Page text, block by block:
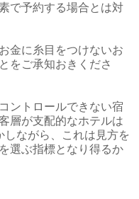
で予約する場合とは対
金に糸目をつけないお
をご承知おきくださ
ントロールできない宿
層が支配的なホテルは
ながら、これは見方を
選ぶ指標となり得るか